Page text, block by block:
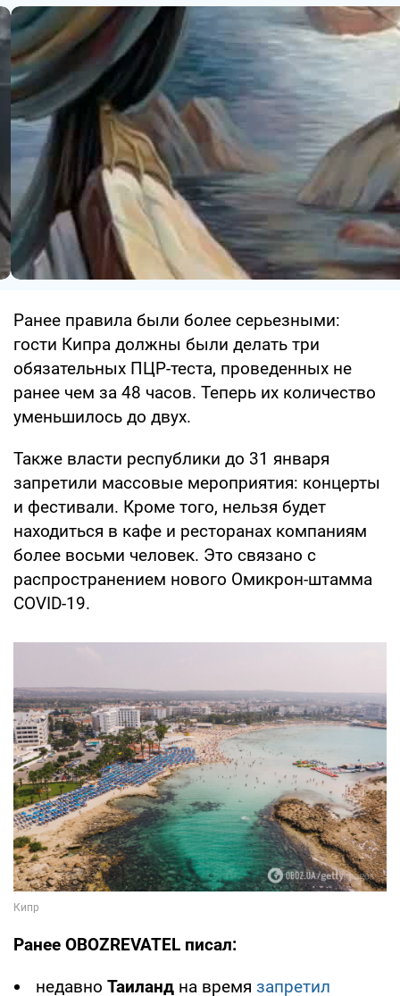
Ранее правила были более серьезными:
гости Кипра должны были делать три
обязательных ПЦР-теста, проведенных не
ранее чем за 48 часов. Теперь их количество
уменьшилось до двух.
Также власти республики до 31 января
запретили массовые мероприятия: концерты
и фестивали. Кроме того, нельзя будет
находиться в кафе и ресторанах компаниям
более восьми человек. Это связано с
распространением нового Омикрон-штамма
COVID-19.
Ранее OBOZREVATEL писал:
недавно Таиланд на время запретил